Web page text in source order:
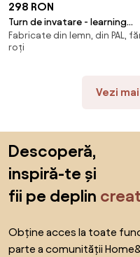
298 RON
Turn de invatare - learning
tower alb masinuta
Fabricate din lemn, din PAL,
roți
Vezi
Descoperă,
inspiră-te și
fii pe deplin
Obține acces la toate
parte a comunității